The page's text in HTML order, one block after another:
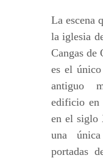
La escena
la iglesia
Cangas
es el
antiguo
edificio en
en el siglo
una
portadas